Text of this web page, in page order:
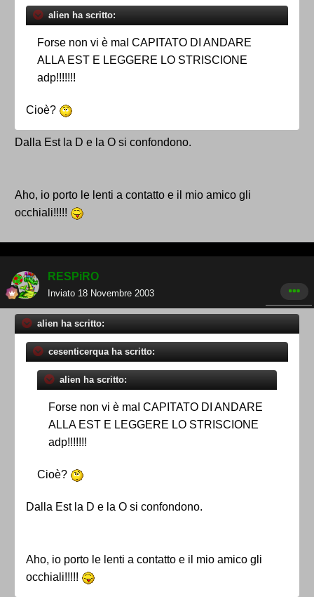
alien ha scritto:
Forse non vi è maI CAPITATO DI ANDARE
ALLA EST E LEGGERE LO STRISCIONE
adp!!!!!!!
Cioè?
Dalla Est la D e la O si confondono.
Aho, io porto le lenti a contatto e il mio amico gli
occhiali!!!!!
RESPiRO
Inviato 18 Novembre 2003
alien ha scritto:
cesenticerqua ha scritto:
alien ha scritto:
Forse non vi è maI CAPITATO DI ANDARE
ALLA EST E LEGGERE LO STRISCIONE
adp!!!!!!!
Cioè?
Dalla Est la D e la O si confondono.
Aho, io porto le lenti a contatto e il mio amico gli
occhiali!!!!!